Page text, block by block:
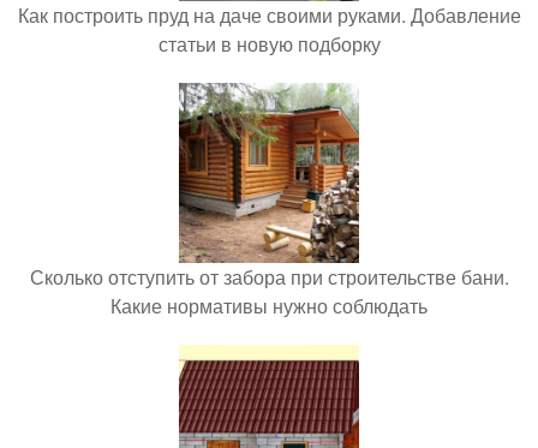
Как построить пруд на даче своими руками. Добавление
статьи в новую подборку
Сколько отступить от забора при строительстве бани.
Какие нормативы нужно соблюдать